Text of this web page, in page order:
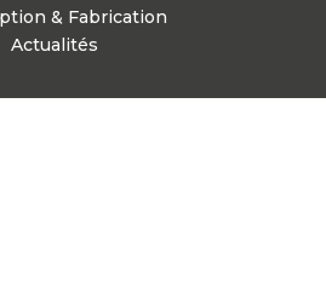
& Fabrication
Actualités